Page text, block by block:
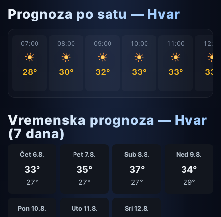
Prognoza po satu — Hvar
07:00
28°
—
08:00
30°
—
09:00
32°
—
10:00
33°
—
11:00
33°
—
12:00
33°
—
Vremenska prognoza — Hvar
(7 dana)
Čet 6.8.
33°
27°
Pet 7.8.
35°
27°
Sub 8.8.
37°
27°
Ned 9.8.
34°
29°
Pon 10.8. Uto 11.8. Sri 12.8.